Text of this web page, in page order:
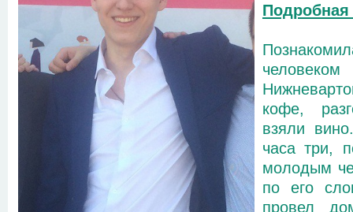
кофе,
взяли
часа три,
молодым
по его
провел